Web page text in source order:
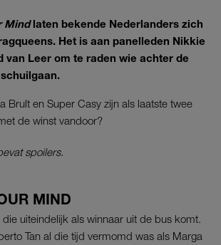
Mindlaten bekende Nederlanders zich
Het is aan panelleden Nikkie
van Leer om te raden wie achter de
Brult en Super Casy zijn als laatste twee
de winst vandoor?
spoilers.
MIND
uiteindelijk als winnaar uit de bus komt.
Tan al die tijd vermomd was als Marga